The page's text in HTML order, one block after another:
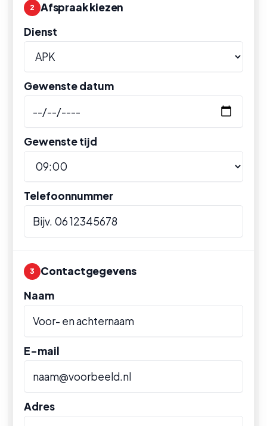
2
Afspraak kiezen
Dienst
Gewenste datum
Gewenste tijd
Telefoonnummer
3
Contactgegevens
Naam
E-mail
Adres